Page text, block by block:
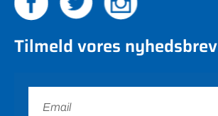
Tilmeld vores nyhedsbrev